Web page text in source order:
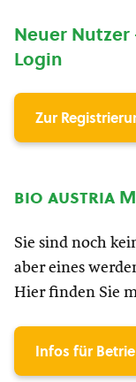
Neuer
Login
Zur
bio austria
Sie sind noch
aber eines
Hier finden Sie
Infos für